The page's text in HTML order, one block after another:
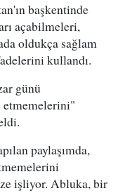
başkentinde
açabilmeleri,
oldukça sağlam
kullandı.
günü
etmemelerini"
paylaşımda,
işliyor. Abluka, bir